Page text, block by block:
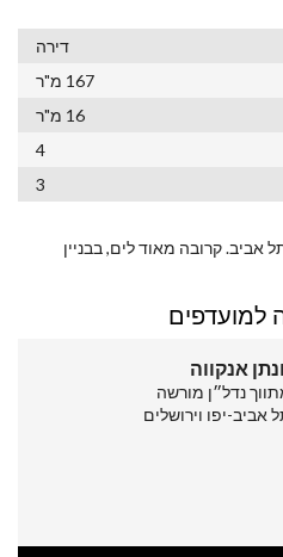
דירה
167 מ"ר
16 מ"ר
4
3
אביב. קרובה מאוד לים, בבניין
למועדפים
אנקווה
נדל״ן מורשה
אביב-יפו וירושלים